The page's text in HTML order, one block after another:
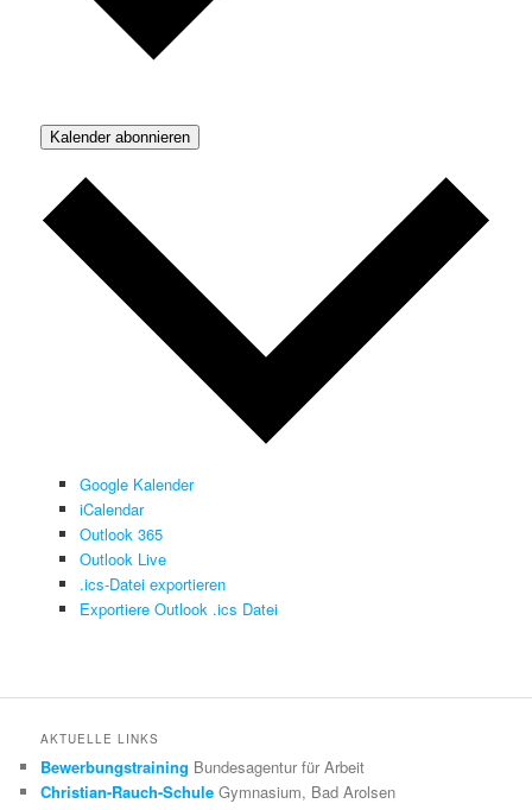
Kalender abonnieren
Google Kalender
iCalendar
Outlook 365
Outlook Live
.ics-Datei exportieren
Exportiere Outlook .ics Datei
AKTUELLE LINKS
Bewerbungstraining Bundesagentur für Arbeit
Christian-Rauch-Schule Gymnasium, Bad Arolsen